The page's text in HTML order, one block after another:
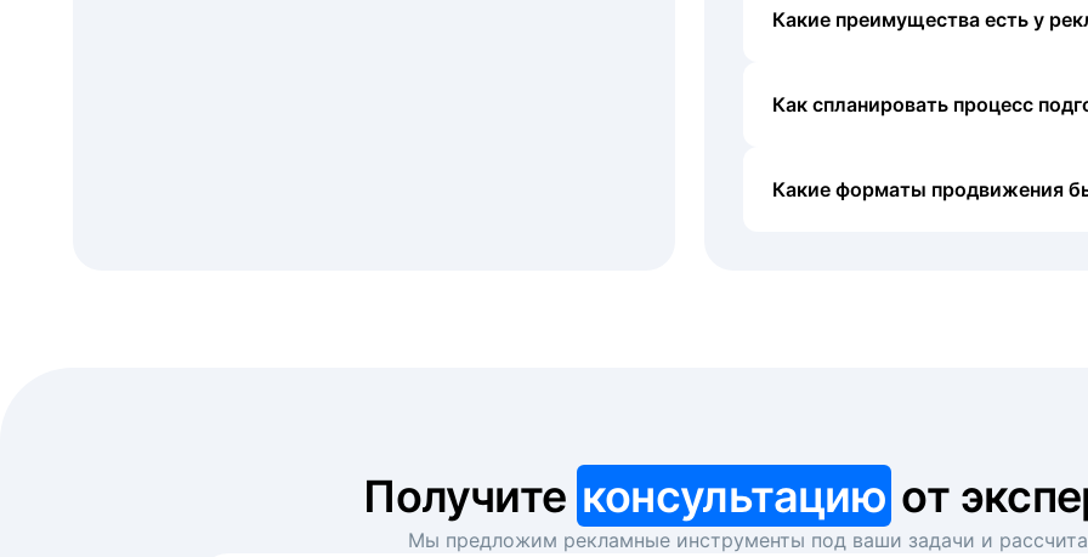
Какие преимущества есть у
Как спланировать процесс
Какие форматы продвижения
Получите консультацию от
Мы предложим рекламные инструменты под ваши задачи и